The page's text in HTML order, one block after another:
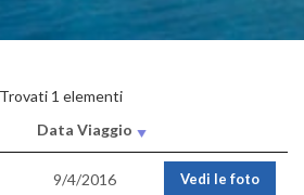
Trovati 1 elementi
Data Viaggio
9/4/2016 Vedi le foto